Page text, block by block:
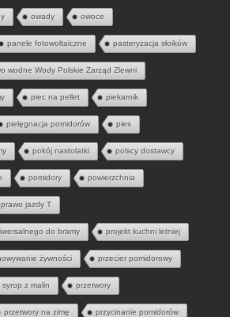
owady owoce
panele fotowoltaiczne pasteryzacja słoików
wodne Wody Polskie Zarząd Zlewni
piec na pellet piekarnik
pielęgnacja pomidorów pies
pokój nastolatki polscy dostawcy
pomidory powierzchnia
prawo jazdy T
do bramy projekt kuchni letniej
żywności przecier pomidorowy
z malin przetwory
przetwory na zimę przycinanie pomidorów